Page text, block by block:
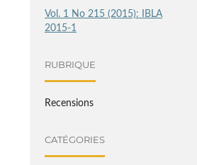
Vol. 1 No 215 (2015): IBLA
2015-1
RUBRIQUE
Recensions
CATÉGORIES